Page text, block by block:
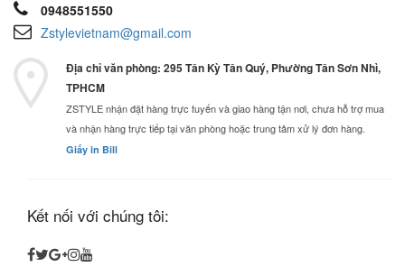
0948551550
Zstylevietnam@gmail.com
Địa chỉ văn phòng: 295 Tân Kỳ Tân Quý, Phường Tân Sơn Nhì,
TPHCM
ZSTYLE nhận đặt hàng trực tuyến và giao hàng tận nơi, chưa hỗ trợ mua
và nhận hàng trực tiếp tại văn phòng hoặc trung tâm xử lý đơn hàng.
Giấy in Bill
Kết nối với chúng tôi: